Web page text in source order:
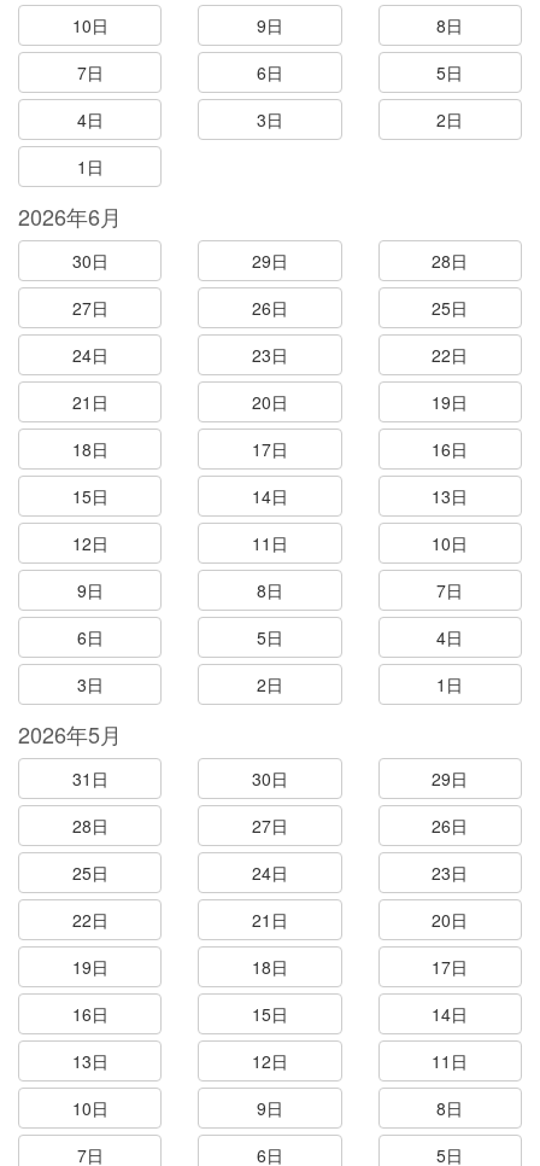
10日
9日
8日
7日
6日
5日
4日
3日
2日
1日
2026年6月
30日 29日
28日
27日
26日
25日
24日
23日
22日
21日
20日
19日
18日
17日
16日
15日
14日
13日
12日
11日
10日
9日
8日
7日
6日
5日
4日
3日
2日 1日
2026年5月
31日 30日
29日
28日
27日
26日
25日
24日
23日
22日
21日
20日
19日
18日
17日
16日
15日
14日
13日
12日
11日
10日
9日
8日
7日
6日
5日